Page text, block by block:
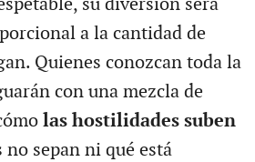
su diversión será
a la cantidad de
Quienes conozcan toda la
con una mezcla de
las hostilidades suben
no sepan ni qué está